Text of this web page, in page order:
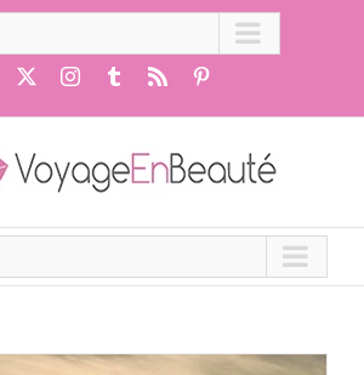
Facebook Instagram
Tumblr